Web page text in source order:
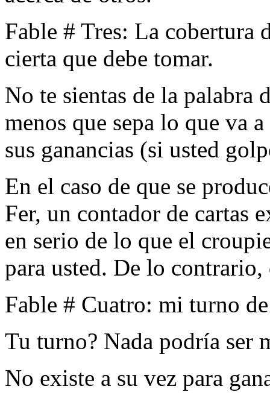
Fable # Tres: La cobertura
cierta que debe tomar.
No te sientas de la palabra
menos que sepa lo que va
sus ganancias (si usted
En el caso de que se
Fer, un contador de cartas
en serio de lo que el
para usted. De lo contrario,
Fable # Cuatro: mi turno
Tu turno? Nada podría ser
No existe a su vez para